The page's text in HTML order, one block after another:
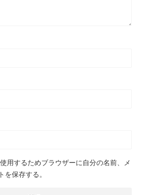
用するためブラウザーに自分の名前、メ
を保存する。